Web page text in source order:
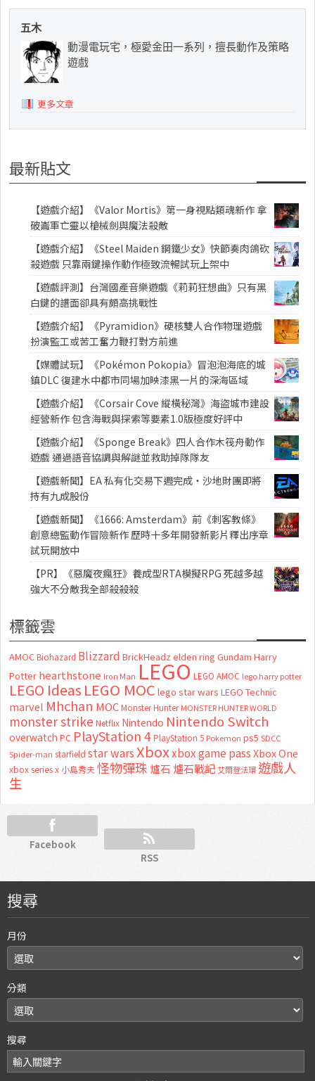
五木
動漫電玩宅，極愛金田一系列，擅長動作及策略
遊戲
更多文章
最新貼文
【遊戲介紹】《Valor Mortis》第一身視點類魂新作 拿
破崙軍亡靈以槍械劍與魔法殺敵
【遊戲介紹】《Steel Maiden 鋼鐵少女》快節奏肉鴿砍
殺遊戲 只靠兩鍵操作動作極致流暢試玩上架中
【遊戲評測】台灣國產音樂遊戲《莉莉狂想曲》只有黑
白鍵的譜面卻具有頗高挑戰性
【遊戲介紹】《Pyramidion》硬核雙人合作物理遊戲
扮演監工或苦工奮力鞭打對方前進
【媒體試玩】《Pokémon Pokopia》冒泡泡海底的城
鎮DLC 復建水中都市同場加映漆黑一片的深海區域
【遊戲介紹】《Corsair Cove 縱橫秘灣》海盜城市建設
經營新作 包含海戰與探索等要素1.0版極度好評中
【遊戲介紹】《Sponge Break》四人合作木筏舟動作
遊戲 通過語音協調與解謎並救助掉隊隊友
【遊戲新聞】EA 私有化交易下週完成・沙地財團即將
持有九成股份
【遊戲新聞】《1666: Amsterdam》前《刺客教條》
創意總監動作冒險新作 歷時十多年開發新影片釋出序章
試玩開放中
【PR】《惡魔夜瘋狂》養成型RTA模擬RPG 死越多越
強大不分敵我全部殺殺殺
標籤雲
AMOC Biohazard Blizzard BrickHeadz elden ring Gundam Harry
Potter hearthstone Iron Man LEGO LEGO AMOC lego harry potter
LEGO Ideas LEGO MOC lego star wars LEGO Technic
marvel Mhchan MOC Monster Hunter MONSTER HUNTER WORLD
monster strike Netflix Nintendo Nintendo Switch
overwatch PC PlayStation 4 PlayStation 5 Pokemon ps5 SDCC
Spider-man starfield star warsXboxxbox game passXbox One
xbox series x 小島秀夫怪物彈珠 爐石 爐石戰記艾爾登法環 遊戲人
生
Facebook
RSS
搜尋
月份
分類
搜尋